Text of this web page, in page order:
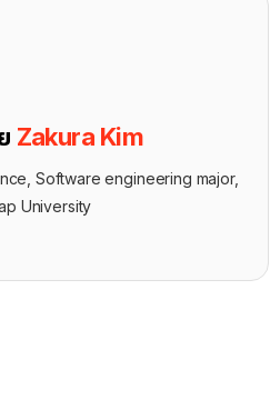
Zakura Kim
Software engineering major,
University